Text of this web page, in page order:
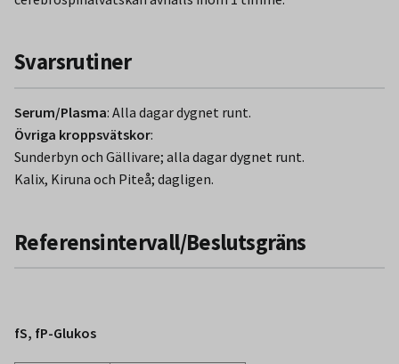
Svarsrutiner
Serum/Plasma: Alla dagar dygnet runt.
Övriga kroppsvätskor:
Sunderbyn och Gällivare; alla dagar dygnet runt.
Kalix, Kiruna och Piteå; dagligen.
Referensintervall/Beslutsgräns
fS, fP-Glukos